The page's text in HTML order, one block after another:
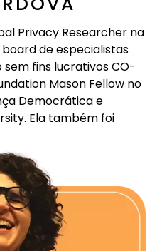
Privacy Researcher na
de especialistas
fins lucrativos CO-
Mason Fellow no
Democrática e
Ela também foi